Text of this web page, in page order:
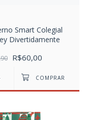
Smart Colegial
Divertidamente
R$60,00